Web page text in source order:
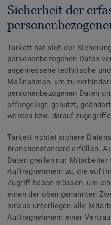
Sicherheit der
Tarkett hat sich der
personenbezogenen Daten
angemessene technische
Maßnahmen, um zu
personenbezogenen Daten
offengelegt, genutzt,
werden bzw. darauf
Tarkett richtet sichere
Branchenstandard erfüllen.
Daten greifen nur Mitarbeiter
Auftragnehmern zu, die auf
Zugriff haben müssen, um
einen der oben genannten
hinaus unterliegen alle
Auftragnehmern einer